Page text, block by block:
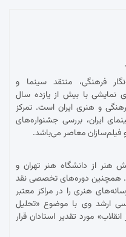
فرهنگی، منتقد سینما و
نمایشی با بیش از یازده سال
و هنری ایران است. تمرکز
ایران، بررسی جشنواره‌های
فیلم‌سازان معاصر می‌باشد.
هنر از دانشگاه هنر تهران و
همچنین دوره‌های تخصصی نقد
هنری را در مراکز معتبر
ارشد وی با موضوع «تحلیل
مورد تقدیر استادان قرار